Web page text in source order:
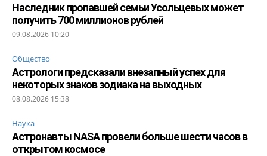
Наследник пропавшей семьи Усольцевых может
получить 700 миллионов рублей
09.08.2026 10:20
Общество
Астрологи предсказали внезапный успех для
некоторых знаков зодиака на выходных
08.08.2026 15:38
Наука
Астронавты NASA провели больше шести часов в
открытом космосе